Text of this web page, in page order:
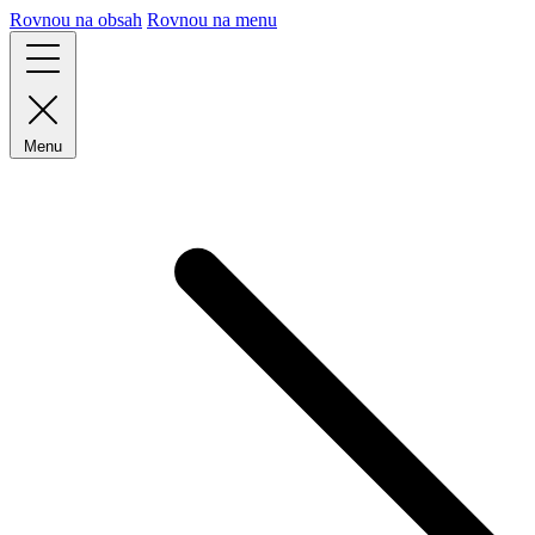
Rovnou na obsah Rovnou na menu
Menu